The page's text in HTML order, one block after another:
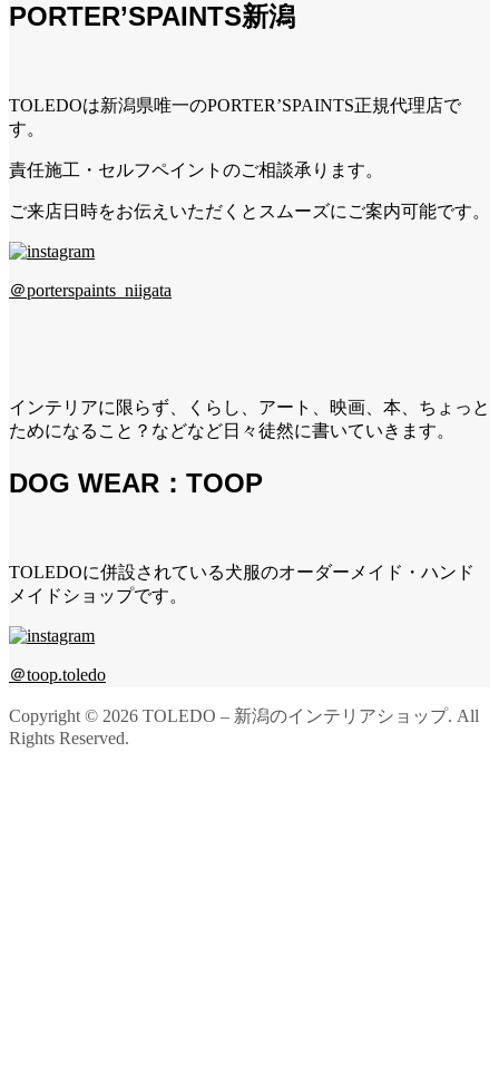
PORTER’SPAINTS新潟
TOLEDOは新潟県唯一のPORTER’SPAINTS正規代理店で
す。
責任施工・セルフペイントのご相談承ります。
ご来店日時をお伝えいただくとスムーズにご案内可能です。
＠porterspaints_niigata
インテリアに限らず、くらし、アート、映画、本、ちょっと
ためになること？などなど日々徒然に書いていきます。
DOG WEAR：TOOP
TOLEDOに併設されている犬服のオーダーメイド・ハンド
メイドショップです。
＠toop.toledo
Copyright © 2026 TOLEDO – 新潟のインテリアショップ. All
Rights Reserved.